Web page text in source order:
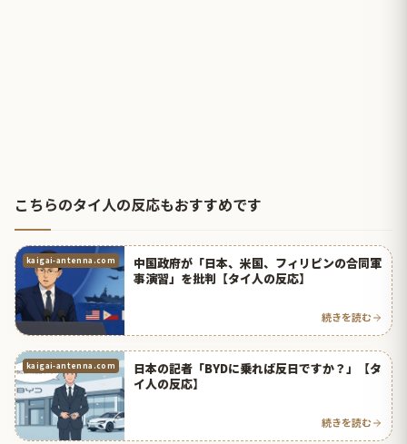
こちらのタイ人の反応もおすすめです
kaigai-antenna.com
中国政府が「日本、米国、フィリ‌ピンの合同軍
事演​習」を批判【タイ人の反応】
続きを読む
kaigai-antenna.com
日本の記者「BYDに乗れば反日ですか？」【タ
イ人の反応】
続きを読む